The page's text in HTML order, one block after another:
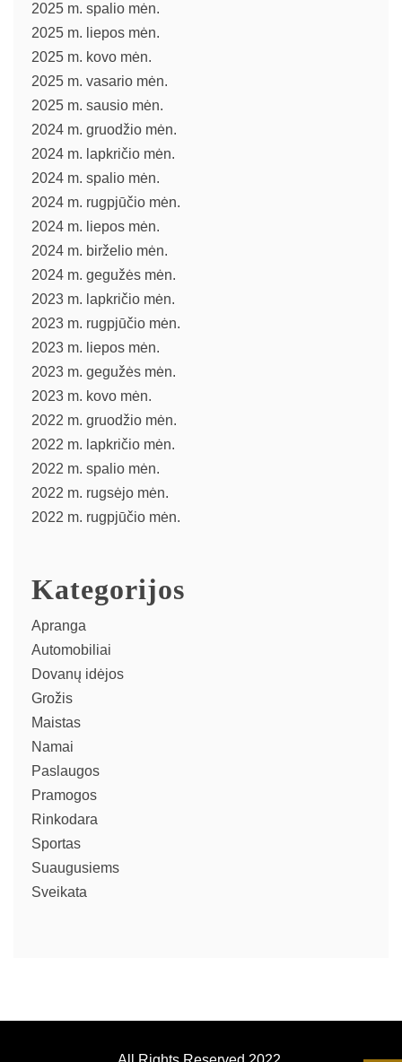
2025 m. spalio mėn.
2025 m. liepos mėn.
2025 m. kovo mėn.
2025 m. vasario mėn.
2025 m. sausio mėn.
2024 m. gruodžio mėn.
2024 m. lapkričio mėn.
2024 m. spalio mėn.
2024 m. rugpjūčio mėn.
2024 m. liepos mėn.
2024 m. birželio mėn.
2024 m. gegužės mėn.
2023 m. lapkričio mėn.
2023 m. rugpjūčio mėn.
2023 m. liepos mėn.
2023 m. gegužės mėn.
2023 m. kovo mėn.
2022 m. gruodžio mėn.
2022 m. lapkričio mėn.
2022 m. spalio mėn.
2022 m. rugsėjo mėn.
2022 m. rugpjūčio mėn.
Kategorijos
Apranga
Automobiliai
Dovanų idėjos
Grožis
Maistas
Namai
Paslaugos
Pramogos
Rinkodara
Sportas
Suaugusiems
Sveikata